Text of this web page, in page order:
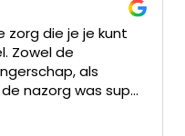
zorg die je je kunt
Zowel de
als
nazorg was super